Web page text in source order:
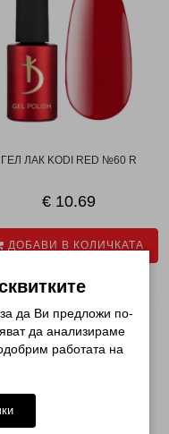
ГЕЛ ЛАК KODI RED №60 R
€ 10.69
ДОБАВИ В КОЛИЧКАТА
да Ви предложи по-
да анализираме
работата на